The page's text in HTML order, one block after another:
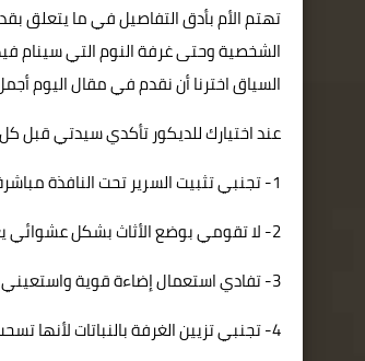
تهتم الأم بأدق التفاصيل في ما يتعلق
الشخصية وحتى غرفة النوم التي سينام
السياق اخترنا أن نقدم في مقال اليوم
عند اختيارك للديكور تأكدي سيدتي قبل
1- تجنبي تثبيت السرير تحت النافذة مباشرة.
2- لا تقومي بوضع الأثاث بشكل عشوائي يعيقك من الوصول للمولود بسهولة عند بكائه.
3- تفادي استعمال إضاءة قوية واستعيني بالإضاءة باللون الأصفر لأنه مريح للعيون.
4- تجنبي تزيين الغرفة بالنباتات لأنها تسحب الأوكسجين ليلا من الغرفة.